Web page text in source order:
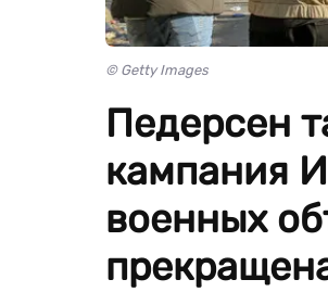
© Getty Images
Педерсен
кампания
военных